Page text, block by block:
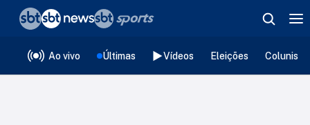
Ao vivo Últimas Vídeos Eleições
❮voltar
Editorias